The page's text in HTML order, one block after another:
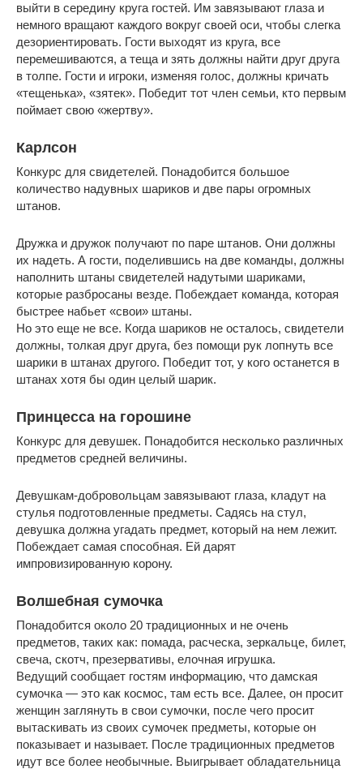
выйти в середину круга гостей. Им завязывают глаза и
немного вращают каждого вокруг своей оси, чтобы слегка
дезориентировать. Гости выходят из круга, все
перемешиваются, а теща и зять должны найти друг друга
в толпе. Гости и игроки, изменяя голос, должны кричать
«тещенька», «зятек». Победит тот член семьи, кто первым
поймает свою «жертву».
Карлсон
Конкурс для свидетелей. Понадобится большое
количество надувных шариков и две пары огромных
штанов.
Дружка и дружок получают по паре штанов. Они должны
их надеть. А гости, поделившись на две команды, должны
наполнить штаны свидетелей надутыми шариками,
которые разбросаны везде. Побеждает команда, которая
быстрее набьет «свои» штаны.
Но это еще не все. Когда шариков не осталось, свидетели
должны, толкая друг друга, без помощи рук лопнуть все
шарики в штанах другого. Победит тот, у кого останется в
штанах хотя бы один целый шарик.
Принцесса на горошине
Конкурс для девушек. Понадобится несколько различных
предметов средней величины.
Девушкам-добровольцам завязывают глаза, кладут на
стулья подготовленные предметы. Садясь на стул,
девушка должна угадать предмет, который на нем лежит.
Побеждает самая способная. Ей дарят
импровизированную корону.
Волшебная сумочка
Понадобится около 20 традиционных и не очень
предметов, таких как: помада, расческа, зеркальце, билет,
свеча, скотч, презервативы, елочная игрушка.
Ведущий сообщает гостям информацию, что дамская
сумочка — это как космос, там есть все. Далее, он просит
женщин заглянуть в свои сумочки, после чего просит
вытаскивать из своих сумочек предметы, которые он
показывает и называет. После традиционных предметов
идут все более необычные. Выигрывает обладательница